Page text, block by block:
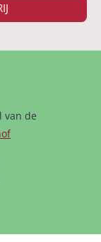
van de